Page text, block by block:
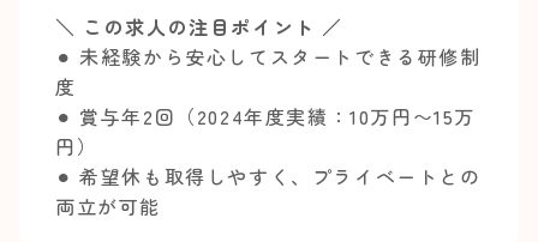
＼ この求人の注目ポイント ／
⚫︎ 未経験から安心してスタートできる研修制
度
⚫︎ 賞与年2回（2024年度実績：10万円〜15万
円）
⚫︎ 希望休も取得しやすく、プライベートとの
両立が可能